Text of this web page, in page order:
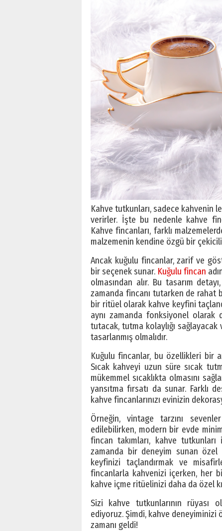
Kahve tutkunları, sadece kahvenin
verirler. İşte bu nedenle kahve
Kahve fincanları, farklı
malzemenin kendine özgü bir
Ancak kuğulu fincanlar, zarif ve
bir seçenek sunar. Kuğulu fincan
olmasından alır. Bu tasarım
zamanda fincanı tutarken de rahat
bir ritüel olarak kahve keyfini
aynı zamanda fonksiyonel olarak
tutacak, tutma kolaylığı
tasarlanmış olmalıdır.
Kuğulu fincanlar, bu özellikleri bir
Sıcak kahveyi uzun süre sıcak
mükemmel sıcaklıkta olmasını
yansıtma fırsatı da sunar. Farklı
kahve fincanlarınızı evinizin
Örneğin, vintage tarzını
edilebilirken, modern bir evde
fincan takımları, kahve
zamanda bir deneyim sunan özel
keyfinizi taçlandırmak ve
fincanlarla kahvenizi içerken, her
kahve içme ritüelinizi daha da özel
Sizi kahve tutkunlarının rüyası
ediyoruz. Şimdi, kahve
zamanı geldi!